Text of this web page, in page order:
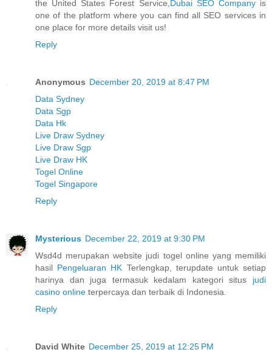
the United States Forest Service, Dubai SEO Companyis
one of the platform where you can find all SEO services in
one place for more details visit us!
Reply
Anonymous December 20, 2019 at 8:47 PM
Data Sydney
Data Sgp
Data Hk
Live Draw Sydney
Live Draw Sgp
Live Draw HK
Togel Online
Togel Singapore
Reply
Mysterious December 22, 2019 at 9:30 PM
Wsd4d merupakan website judi togel online yang memiliki
hasil Pengeluaran HK Terlengkap, terupdate untuk setiap
harinya dan juga termasuk kedalam kategori situs judi
casino online terpercaya dan terbaik di Indonesia.
Reply
David White December 25, 2019 at 12:25 PM